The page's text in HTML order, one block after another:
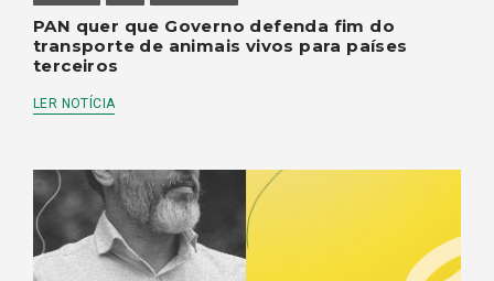
PAN quer que Governo defenda fim do
transporte de animais vivos para países
terceiros
LER NOTÍCIA